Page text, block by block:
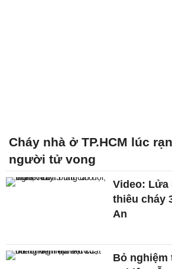
Cháy nhà ở TP.HCM lúc
người tử vong
Video: Lửa
thiêu cháy
An
Bỏ nghiệm